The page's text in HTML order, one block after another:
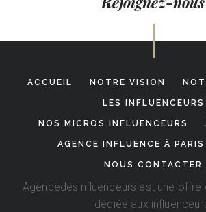
ACCUEIL NOTRE VISION
LES INFLUENCEURS
NOS MICROS INFLUENCEURS
AGENCE INFLUENCE À
NOUS CONTACTER
Agencedesinfluenceurs est une offre
dédiée aux